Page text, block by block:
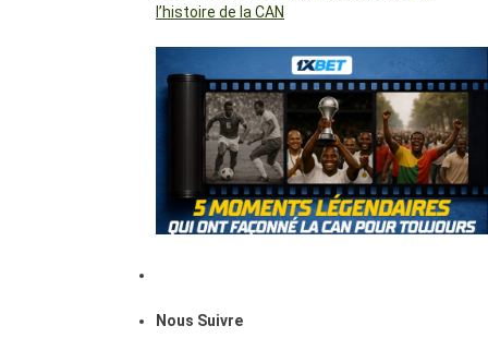
l’histoire de la CAN
Nous Suivre